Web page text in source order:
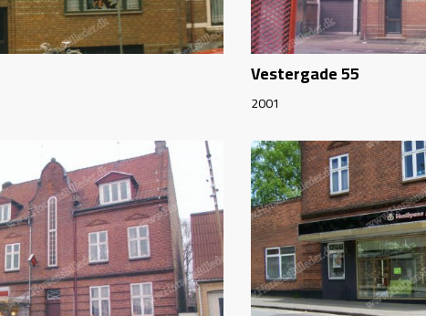
Vestergade 55
2001